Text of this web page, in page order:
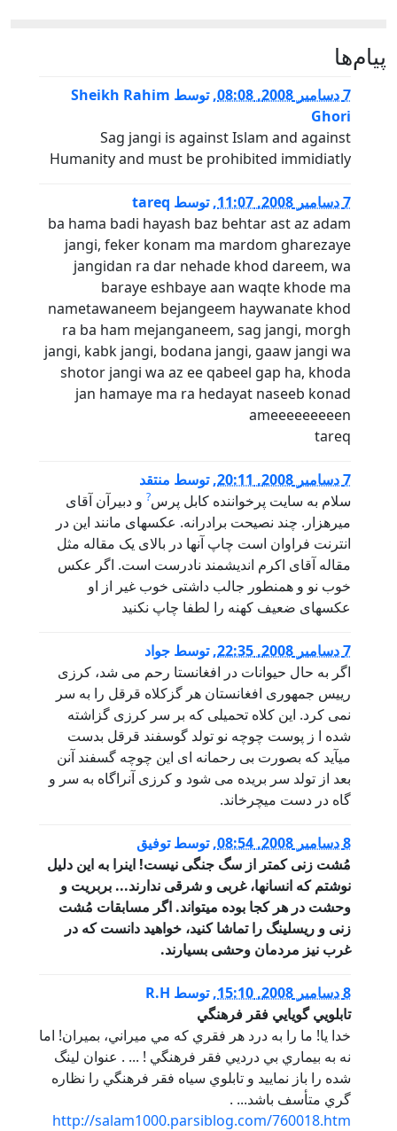
پيام‌ها
7 دسامبر 2008, 08:08 ,توسط Sheikh Rahim
Ghori
Sag jangi is against Islam and against
Humanity and must be prohibited immidiatly
7 دسامبر 2008, 11:07 ,توسط tareq
ba hama badi hayash baz behtar ast az adam
jangi, feker konam ma mardom gharezaye
jangidan ra dar nehade khod dareem, wa
baraye eshbaye aan waqte khode ma
nametawaneem bejangeem haywanate khod
ra ba ham mejanganeem, sag jangi, morgh
jangi, kabk jangi, bodana jangi, gaaw jangi wa
shotor jangi wa az ee qabeel gap ha, khoda
jan hamaye ma ra hedayat naseeb konad
ameeeeeeeeen
tareq
7 دسامبر 2008, 20:11 ,توسط منتقد
سلام به سایت پرخواننده کابل پرس? و دبیرآن آقای
میرهزار. چند نصیحت برادرانه. عکسهای مانند این در
انترنت فراوان است چاپ آنها در بالای یک مقاله مثل
مقاله آقای اکرم اندیشمند نادرست است. اگر عکس
خوب نو و همنطور جالب داشتی خوب غیر از او
عکسهای ضعیف کهنه را لطفا چاپ نکنید
7 دسامبر 2008, 22:35 ,توسط جواد
اگر به حال حیوانات در افغانستا رحم می شد، کرزی
رییس جمهوری افغانستان هر گزکلاه قرقل را به سر
نمی کرد. این کلاه تحمیلی که بر سر کرزی گزاشته
شده ا ز پوست چوچه نو تولد گوسفند قرقل بدست
میآید که بصورت بی رحمانه ای این چوچه گسفند آنن
بعد از تولد سر بریده می شود و کرزی آنراگاه به سر و
گاه در دست میچرخاند.
8 دسامبر 2008, 08:54 ,توسطتوفیق
مُشت زنی کمتر از سگ جنگی نیست! اینرا به این دلیل
نوشتم که انسانها، غربی و شرقی ندارند... بربریت و
وحشت در هر کجا بوده میتواند. اگر مسابقات مُشت
زنی و ریسلینگ را تماشا کنید، خواهید دانست که در
غرب نیز مردمان وحشی بسیارند.
8 دسامبر 2008, 15:10 ,توسط R.H
تابلويي گويايي فقر فرهنگي
خدا يا! ما را به درد هر فقري که مي ميراني، بميران! اما
نه به بيماري بي درديي فقر فرهنگي ! ... . عنوان لينگ
شده را باز نماييد و تابلوي سياه فقر فرهنگي را نظاره
گري متأسف باشد... .
http://salam1000.parsiblog.com/760018.htm